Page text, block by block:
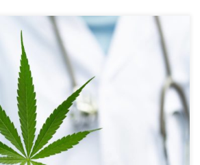
naturalne lub wytworzone przez
wpływają one na osobisty stan umysłu
centralny układ nerwowy. Ta po spożyciu
a świat […]